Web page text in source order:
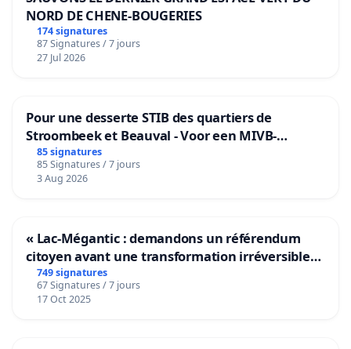
NORD DE CHENE-BOUGERIES
174 signatures
87 Signatures / 7 jours
27 Jul 2026
Pour une desserte STIB des quartiers de
Stroombeek et Beauval - Voor een MIVB-
bediening van de wijken Strombeek en Het
Voor
85 signatures
85 Signatures / 7 jours
3 Aug 2026
« Lac-Mégantic : demandons un référendum
citoyen avant une transformation irréversible
de notre territoire »
749 signatures
67 Signatures / 7 jours
17 Oct 2025